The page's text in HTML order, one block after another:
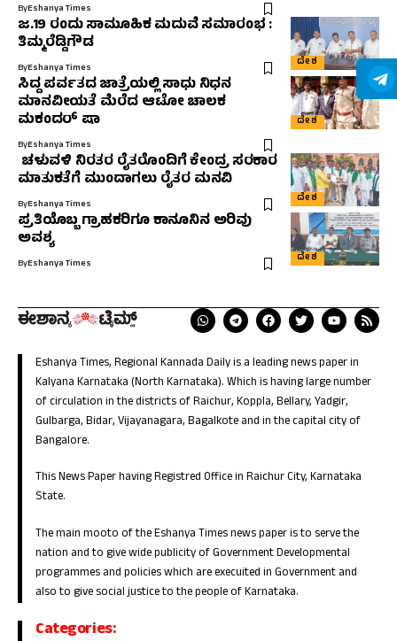
ByEshanya Times
ದೇಶ
ಜ.19 ರಂದು ಸಾಮೂಹಿಕ ಮದುವೆ ಸಮಾರಂಭ :
ತಿಮ್ಮರೆಡ್ಡಿಗೌಡ
ByEshanya Times
ದೇಶ
ಸಿದ್ದ ಪರ್ವತದ ಜಾತ್ರೆಯಲ್ಲಿ ಸಾಧು ನಿಧನ
ಮಾನವೀಯತೆ ಮೆರೆದ ಆಟೋ ಚಾಲಕ
ಮಕಂದರ್ ಷಾ
ByEshanya Times
ದೇಶ
ಚಳುವಳಿ ನಿರತರ ರೈತರೊಂದಿಗೆ ಕೇಂದ್ರ ಸರಕಾರ
ಮಾತುಕತೆಗೆ ಮುಂದಾಗಲು ರೈತರ ಮನವಿ
ByEshanya Times
ದೇಶ
ಪ್ರತಿಯೊಬ್ಬ ಗ್ರಾಹಕರಿಗೂ ಕಾನೂನಿನ ಅರಿವು
ಅವಶ್ಯ
ByEshanya Times
Eshanya Times, Regional Kannada Daily is a leading news paper in
Kalyana Karnataka (North Karnataka). Which is having large number
of circulation in the districts of Raichur, Koppla, Bellary, Yadgir,
Gulbarga, Bidar, Vijayanagara, Bagalkote and in the capital city of
Bangalore.
This News Paper having Registred Office in Raichur City, Karnataka
State.
The main mooto of the Eshanya Times news paper is to serve the
nation and to give wide publicity of Government Developmental
programmes and policies which are execuited in Government and
also to give social justice to the people of Karnataka.
Categories: